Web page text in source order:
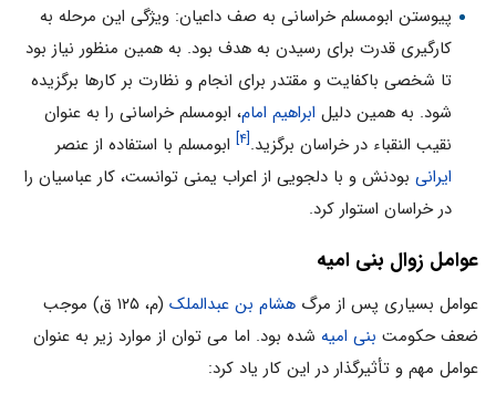
پیوستن ابومسلم خراسانی به صف داعیان: ویژگی این مرحله به
کارگیری قدرت برای رسیدن به هدف بود. به همین منظور نیاز بود
تا شخصی باکفایت و مقتدر برای انجام و نظارت بر کارها برگزیده
شود. به همین دلیل ابراهیم امام، ابومسلم خراسانی را به عنوان
نقیب النقباء در خراسان برگزید.[۴] ابومسلم با استفاده از عنصر
ایرانیبودنش و با دلجویی از اعراب یمنی توانست، کار عباسیان را
در خراسان استوار کرد.
عوامل زوال بنی امیه
عوامل بسیاری پس از مرگ هشام بن عبدالملک
(م، ۱۲۵ ق) موجب
ضعف حکومت بنی امیه شده بود. اما می توان از موارد زیر به عنوان
عوامل مهم و تأثیرگذار در این کار یاد کرد: